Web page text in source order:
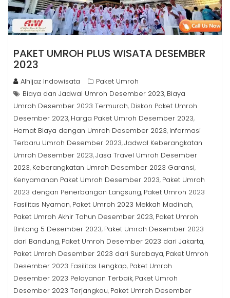
PAKET UMROH PLUS WISATA DESEMBER
2023
Alhijaz Indowisata
Paket Umroh
Biaya dan Jadwal Umroh Desember 2023, Biaya
Umroh Desember 2023 Termurah, Diskon Paket Umroh
Desember 2023, Harga Paket Umroh Desember 2023,
Hemat Biaya dengan Umroh Desember 2023, Informasi
Terbaru Umroh Desember 2023,Jadwal Keberangkatan
Umroh Desember 2023,Jasa Travel Umroh Desember
2023, Keberangkatan Umroh Desember 2023 Garansi,
Kenyamanan Paket Umroh Desember 2023, Paket Umroh
2023 dengan Penerbangan Langsung, Paket Umroh 2023
Fasilitas Nyaman, Paket Umroh 2023 Mekkah Madinah,
Paket Umroh Akhir Tahun Desember 2023, Paket Umroh
Bintang 5 Desember 2023, Paket Umroh Desember 2023
dari Bandung, Paket Umroh Desember 2023 dari Jakarta,
Paket Umroh Desember 2023 dari Surabaya, Paket Umroh
Desember 2023 Fasilitas Lengkap, Paket Umroh
Desember 2023 Pelayanan Terbaik, Paket Umroh
Desember 2023 Terjangkau, Paket Umroh Desember